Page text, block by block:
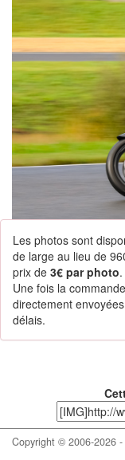
Les photos sont
de large au lieu de
prix de 3€ par photo.
Une fois la
directement
délais.
Copyright © 2006-2026 -